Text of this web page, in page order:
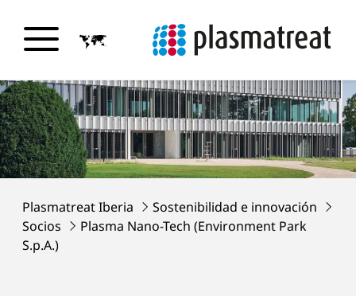
Plasmatreat Iberia
Sostenibilidad e innovación
Socios
Plasma Nano-Tech (Environment Park
S.p.A.)